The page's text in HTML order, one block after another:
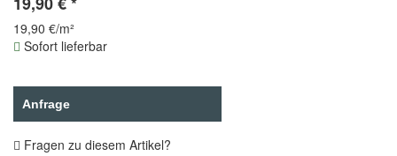
19,90 €/m²
Sofort lieferbar
Anfrage
Fragen zu diesem Artikel?